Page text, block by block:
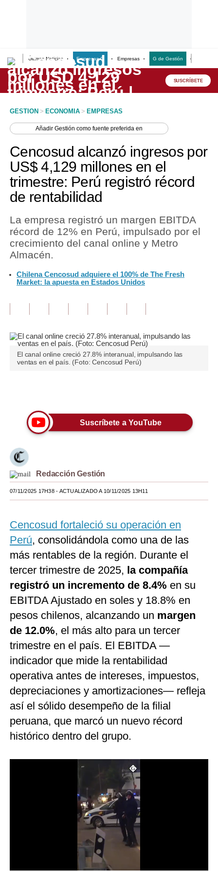
Últimas Noticias Empresas G Empresas G de Gestión
Lo último
Peru Quiosco
Economía
Mercados
Perú
Política
Tu Dinero
Finanzas Personales
Inmobiliarias
Opinión
Editorial
Pregunta de hoy
Lujo
Viajes
Moda
Estilos
Mundo
México
España
Internacional
Tecnología
Club del Suscriptor
Mix
G de Gestión
Notas Contratadas
Podcast
Gestión TV
Videos
Fotogalerías
Privacidad
SUSCRÍBETE
GESTION > ECONOMIA > EMPRESAS
AñadirGestión como fuente preferida en
Cencosud alcanzó ingresos por
US$ 4,129 millones en el
trimestre: Perú registró récord
de rentabilidad
La empresa registró un margen EBITDA
récord de 12% en Perú, impulsado por el
crecimiento del canal online y Metro
Almacén.
Chilena Cencosud adquiere el 100% de The Fresh
Market: la apuesta en Estados Unidos
El canal online creció 27.8% interanual, impulsando las
ventas en el país. (Foto: Cencosud Perú)
Suscríbete a YouTube
Redacción Gestión
07/11/2025 17H38- ACTUALIZADO A 10/11/2025 13H11
Cencosud fortaleció su operación en
Perú, consolidándola como una de las
más rentables de la región. Durante el
tercer trimestre de 2025, la compañía
registró un incremento de 8.4% en su
EBITDA Ajustado en soles y 18.8% en
pesos chilenos, alcanzando un margen
de 12.0%, el más alto para un tercer
trimestre en el país. El EBITDA —
indicador que mide la rentabilidad
operativa antes de intereses, impuestos,
depreciaciones y amortizaciones— refleja
así el sólido desempeño de la filial
peruana, que marcó un nuevo récord
histórico dentro del grupo.